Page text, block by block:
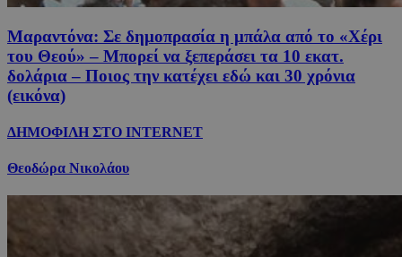
Μαραντόνα: Σε δημοπρασία η μπάλα από το «Χέρι
του Θεού» – Μπορεί να ξεπεράσει τα 10 εκατ.
δολάρια – Ποιος την κατέχει εδώ και 30 χρόνια
(εικόνα)
ΔΗΜΟΦΙΛΗ ΣΤΟ INTERNET
Θεοδώρα Νικολάου